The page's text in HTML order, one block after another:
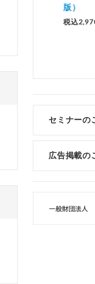
版）
税込2,970円
セミナーの
広告掲載の